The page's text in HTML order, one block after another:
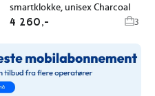
smartklokke, unisex Charcoal
4 260,- 3